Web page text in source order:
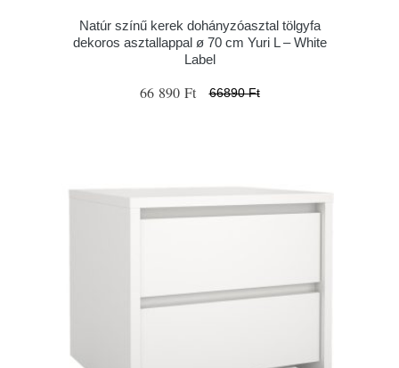
Natúr színű kerek dohányzóasztal tölgyfa
dekoros asztallappal ø 70 cm Yuri L – White
Label
66 890 Ft 66890 Ft